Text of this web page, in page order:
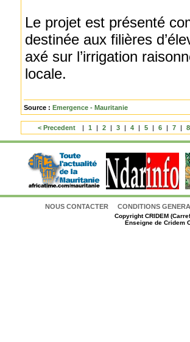
Le projet est présenté
destinée aux filières
axé sur l’irrigation
locale.
Source : Emergence - Mauritanie
< Precedent | 1 | 2 | 3 | 4 | 5 | 6 | 7 | 8
NOUS CONTACTER CONDITIONS
CopyrightCRIDEM
Enseigne de Cridem